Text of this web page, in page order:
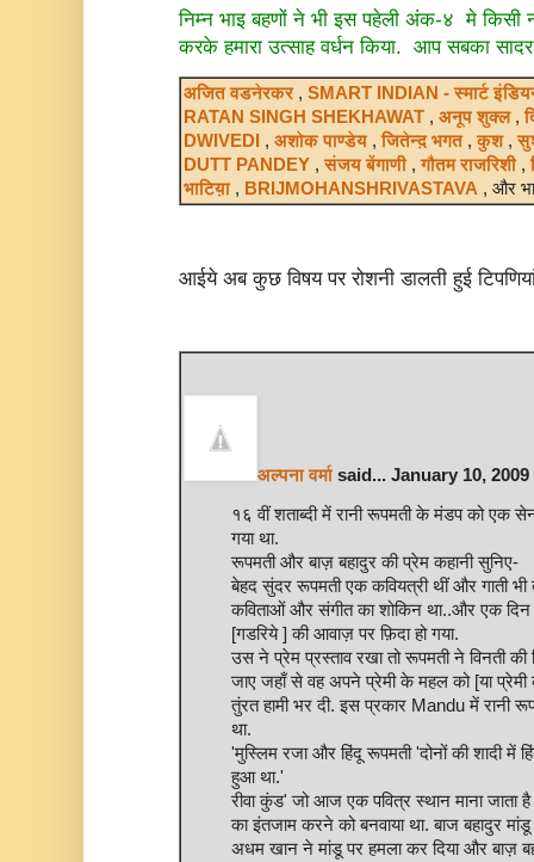
निम्न भाइ बहणों ने भी इस पहेली अंक-४ मे किसी
करके हमारा उत्साह वर्धन किया. आप सबका सादर
अजित वडनेरकर, SMART INDIAN - स्मार्ट
RATAN SINGH SHEKHAWAT , अनूप शुक्ल,
DWIVEDI , अशोक पाण्डेय ,जितेन्द़ भगत,कुश,
DUTT PANDEY ,संजय बेंगाणी,गौतम राजरिशी,
भाटिय़ा, BRIJMOHANSHRIVASTAVA , और
आईये अब कुछ विषय पर रोशनी डालती हुई
अल्पना वर्माsaid... January 10, 2009
१६ वीं शताब्दी में रानी रूपमती के मंडप को एक
गया था.
रूपमती और बाज़ बहादुर की प्रेम कहानी सुनिए-
बेहद सुंदर रूपमती एक कवियत्री थीं और गाती भी
कविताओं और संगीत का शोकिन था..और एक
[गडरिये ] की आवाज़ पर फ़िदा हो गया.
उस ने प्रेम प्रस्ताव रखा तो रूपमती ने विनती
जाए जहाँ से वह अपने प्रेमी के महल को [या
तुंरत हामी भर दी. इस प्रकार Mandu में रानी
था.
'मुस्लिम रजा और हिंदू रूपमती 'दोनों की शादी में
हुआ था.'
रीवा कुंड' जो आज एक पवित्र स्थान माना जाता है
का इंतजाम करने को बनवाया था. बाज बहादुर
अधम खान ने मांडू पर हमला कर दिया और बाज़